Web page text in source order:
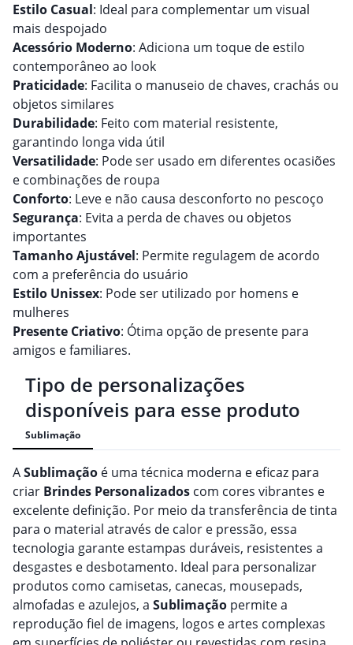
Estilo Casual: Ideal para complementar um visual
mais despojado
Acessório Moderno: Adiciona um toque de estilo
contemporâneo ao look
Praticidade: Facilita o manuseio de chaves, crachás ou
objetos similares
Durabilidade: Feito com material resistente,
garantindo longa vida útil
Versatilidade: Pode ser usado em diferentes ocasiões
e combinações de roupa
Conforto: Leve e não causa desconforto no pescoço
Segurança: Evita a perda de chaves ou objetos
importantes
Tamanho Ajustável: Permite regulagem de acordo
com a preferência do usuário
Estilo Unissex: Pode ser utilizado por homens e
mulheres
Presente Criativo: Ótima opção de presente para
amigos e familiares.
Tipo de personalizações
disponíveis para esse produto
Sublimação
ASublimação é uma técnica moderna e eficaz para
criar Brindes Personalizados com cores vibrantes e
excelente definição. Por meio da transferência de tinta
para o material através de calor e pressão, essa
tecnologia garante estampas duráveis, resistentes a
desgastes e desbotamento. Ideal para personalizar
produtos como camisetas, canecas, mousepads,
almofadas e azulejos, a Sublimação permite a
reprodução fiel de imagens, logos e artes complexas